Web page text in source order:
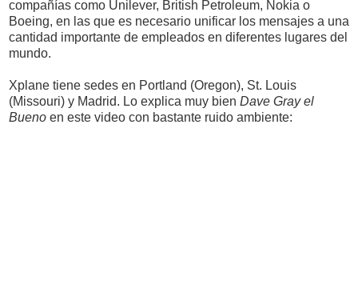
compañías como Unilever, British Petroleum, Nokia o
Boeing, en las que es necesario unificar los mensajes a una
cantidad importante de empleados en diferentes lugares del
mundo.
Xplane tiene sedes en Portland (Oregon), St. Louis
(Missouri) y Madrid. Lo explica muy bien Dave Gray el
Bueno en este video con bastante ruido ambiente: